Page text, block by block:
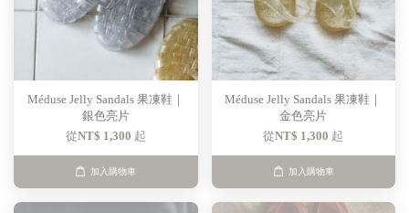
Méduse Jelly Sandals 果凍鞋｜
銀色亮片
從NT$ 1,300 起
加入購物車
Méduse Jelly Sandals 果凍鞋｜
金色亮片
從NT$ 1,300 起
加入購物車